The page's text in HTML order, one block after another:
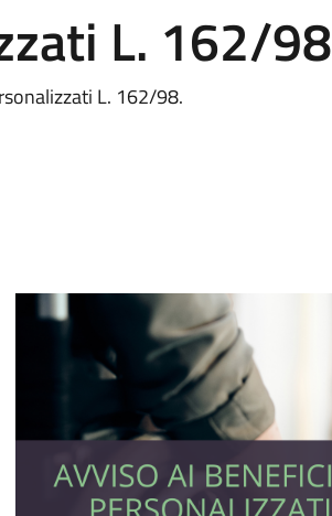
L. 162/98
L. 162/98.